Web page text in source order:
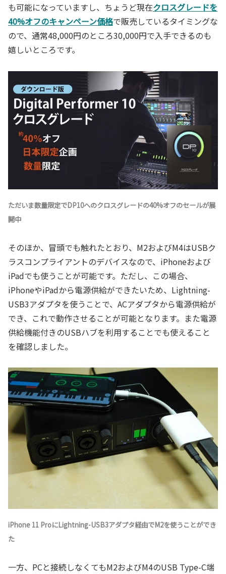
も可能になっていますし、ちょうど現在クロスグレードを
40%オフのキャンペーン価格で販売しているタイミングな
ので、通常48,000円のところ30,000円で入手できるのも
嬉しいところです。
ただいま数量限定でDP10へのクロスグレードの40%オフのセールが展
開中
そのほか、冒頭でも触れたとおり、M2およびM4はUSBク
ラスコンプライアントのデバイスなので、iPhoneおよび
iPadでも使うことが可能です。ただし、この場合、
iPhoneやiPadから電源供給ができたいため、Lightning-
USB3アダプタを使うことで、ACアダプタから電源供給が
でき、これで動作させることが可能となります。また電源
供給機能付きのUSBハブを利用することでも使えること
を確認しました。
iPhone 11 ProにLightning-USB3アダプタ経由でM2を使うことができ
た
一方、PCと接続しなくてもM2およびM4のUSB Type-C端